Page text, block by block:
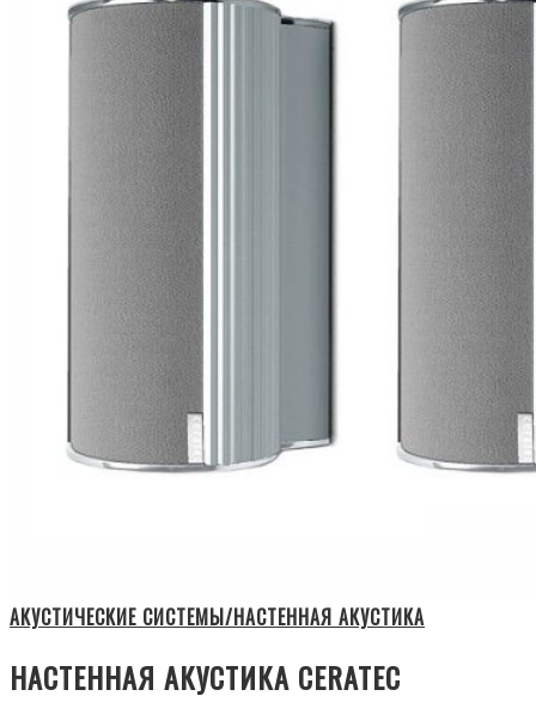
АКУСТИЧЕСКИЕ СИСТЕМЫ/НАСТЕННАЯ АКУСТИКА
НАСТЕННАЯ АКУСТИКА CERATEC